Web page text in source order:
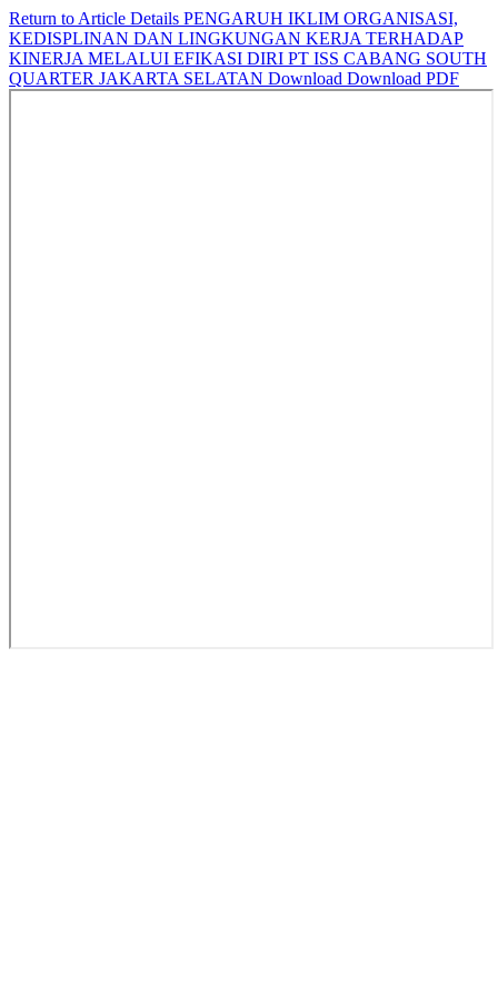
Return to Article Details PENGARUH IKLIM ORGANISASI,
KEDISPLINAN DAN LINGKUNGAN KERJA TERHADAP
KINERJA MELALUI EFIKASI DIRI PT ISS CABANG SOUTH
QUARTER JAKARTA SELATAN Download Download PDF